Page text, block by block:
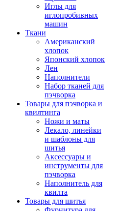
Иглы для
иглопробивных
машин
Ткани
Американский
хлопок
Японский хлопок
Лен
Наполнители
Набор тканей для
пэчворка
Товары для пэчворка и
квилтинга
Ножи и маты
Лекало, линейки
и шаблоны для
шитья
Аксессуары и
инструменты для
пэчворка
Наполнитель для
квилта
Товары для шитья